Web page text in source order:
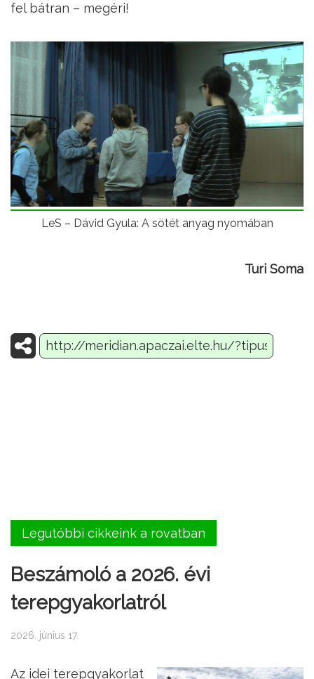
fel bátran – megéri!
LeS – Dávid Gyula: A sötét anyag nyomában
Turi Soma
Legutóbbi cikkeink a rovatban
Beszámoló a 2026. évi
terepgyakorlatról
2026. június 17.
Az idei terepgyakorlat